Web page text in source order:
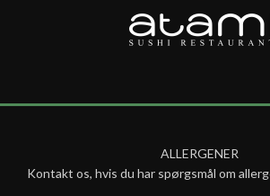
ALLERGENER
Kontakt os, hvis du har spørgsmål om